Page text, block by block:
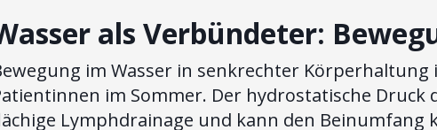
als Verbündeter:
im Wasser in senkrechter
im Sommer. Der hydrostatische Druck
Lymphdrainage und kann den Beinumfang